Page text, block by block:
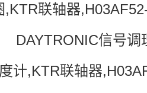
联轴器
DAYTRONIC信号调
计,KTR联轴器